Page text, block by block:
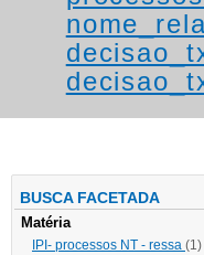
BUSCA FACETADA
Matéria
IPI- processos NT - ressa (1)